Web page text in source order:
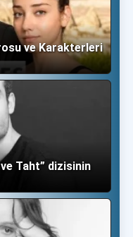
ve Karakterleri
Taht” dizisinin